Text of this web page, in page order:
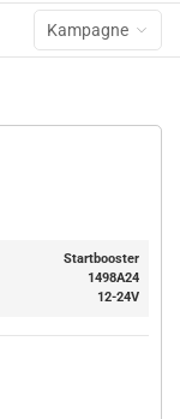
Kampagne
Startbooster
1498A24
12-24V